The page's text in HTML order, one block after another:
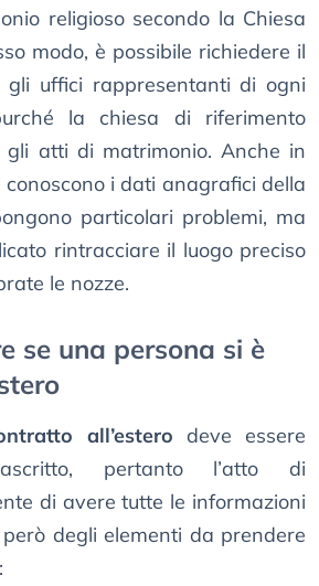
religioso secondo la Chiesa
modo, è possibile richiedere il
gli uffici rappresentanti di ogni
la chiesa di riferimento
atti di matrimonio. Anche in
conoscono i dati anagrafici della
particolari problemi, ma
rintracciare il luogo preciso
le nozze.
se una persona si è
all’estero deve essere
pertanto l’atto di
di avere tutte le informazioni
degli elementi da prendere